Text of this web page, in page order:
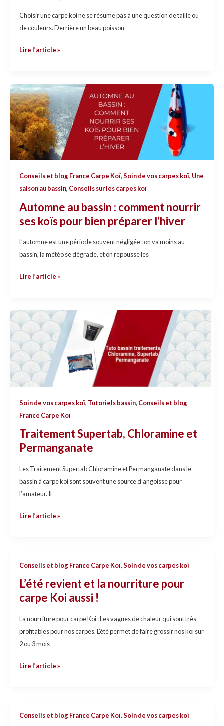
Choisir une carpe koi ne se résume pas à une question de taille ou
de couleurs. Derrière un beau poisson
d’année)
Lire l’article »
Conseils et blog France Carpe Koï,Soin de vos carpes koï, Une
saison au bassin, Conseils sur les carpes koï
Automne au bassin : comment nourrir
ses koïs pour bien préparer l’hiver
L’automne est une période souvent négligée : on va moins au
bassin, la météo se dégrade, et on repousse les
Automne
au
bassin
:
comment
nourrir
koïs
pour
bien
l’hiver
Lire l’article »
Soin de vos carpes koï, Tutoriels bassin, Conseils et blog
France Carpe Koï
Traitement Supertab, Chloramine et
Permanganate
Les Traitement Supertab Chloramine et Permanganate dans le
bassin à carpe koi sont souvent une source d’angoisse pour
l’amateur. Il
Traitement
Supertab,
Chloramine
et
Permanganate
Lire l’article »
Conseils et blog France Carpe Koï,Soin de vos carpes koï
L’été revient et la nourriture pour
carpe Koi aussi !
La nourriture pour carpe Koi : Les vagues de chaleur qui sont très
profitables pour nos carpes. L’été permet de faire grossir nos koï sur
2 ou 3 mois
L’été
revient
et
la
nourriture
pour
carpe
aussi
Lire l’article »
Conseils et blog France Carpe Koï,Soin de vos carpes koï
La